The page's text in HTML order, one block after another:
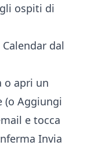
ospiti di
dal
o apri un
(o Aggiungi
e tocca
Invia